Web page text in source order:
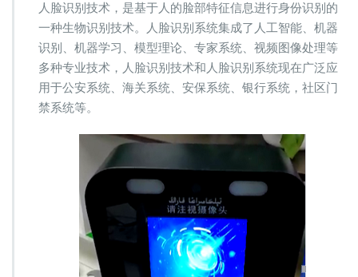
机|
人
脸
识
别
系
脸
别
门
禁
人脸识别技术，是基于人的脸部特征信息进行身份识别的
一种生物识别技术。人脸识别系统集成了人工智能、机器
识别、机器学习、模型理论、专家系统、视频图像处理等
多种专业技术，人脸识别技术和人脸识别系统现在广泛应
用于公安系统、海关系统、安保系统、银行系统，社区门
禁系统等。